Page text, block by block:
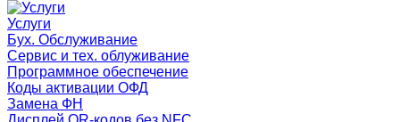
Услуги
Бух. Обслуживание
Сервис и тех. облуживание
Программное обеспечение
Коды активации ОФД
Замена ФН